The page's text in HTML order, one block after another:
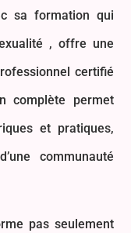
sa formation qui
, offre une
certifié
complète permet
et pratiques,
communauté
pas seulement